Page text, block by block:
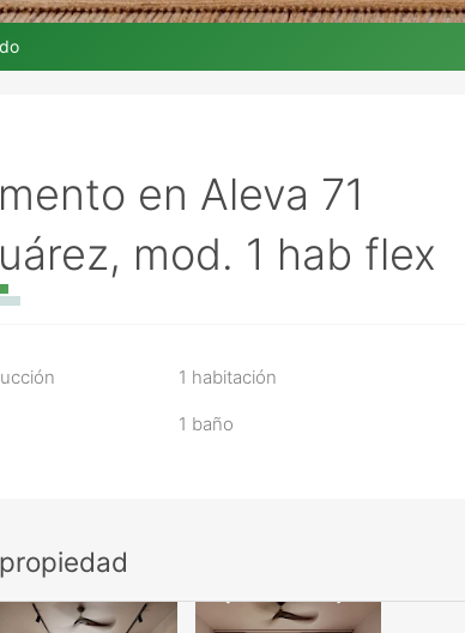
Benito Juárez Norte
en Aleva 71
mod. 1 hab flex
1 habitación
1 baño